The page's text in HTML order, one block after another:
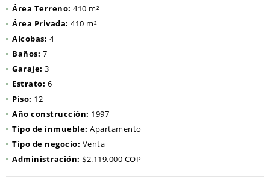
Área Terreno: 410 m²
Área Privada: 410 m²
Alcobas: 4
Baños: 7
Garaje: 3
Estrato: 6
Piso: 12
Año construcción: 1997
Tipo de inmueble: Apartamento
Tipo de negocio: Venta
Administración: $2.119.000 COP